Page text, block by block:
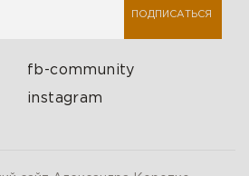
ПОДПИСАТЬСЯ
fb-community
instagram